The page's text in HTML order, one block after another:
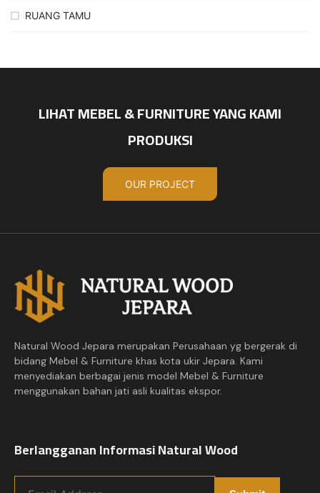
RUANG TAMU
LIHAT MEBEL & FURNITURE YANG KAMI
PRODUKSI
OUR PROJECT
Natural Wood Jepara merupakan Perusahaan yg bergerak di
bidang Mebel & Furniture khas kota ukir Jepara. Kami
menyediakan berbagai jenis model Mebel & Furniture
menggunakan bahan jati asli kualitas ekspor.
Berlangganan Informasi Natural Wood